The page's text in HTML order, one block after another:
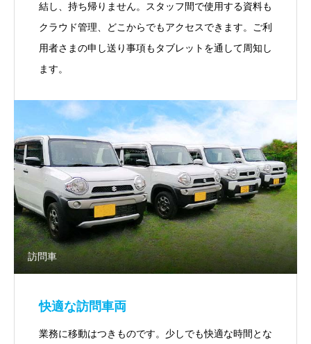
結し、持ち帰りません。スタッフ間で使用する資料も
クラウド管理、どこからでもアクセスできます。ご利
用者さまの申し送り事項もタブレットを通して周知し
ます。
訪問車
快適な訪問車両
業務に移動はつきものです。少しでも快適な時間とな